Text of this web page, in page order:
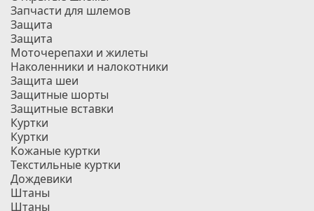
Запчасти для шлемов
Защита
Защита
Моточерепахи и жилеты
Наколенники и налокотники
Защита шеи
Защитные шорты
Защитные вставки
Куртки
Куртки
Кожаные куртки
Текстильные куртки
Дождевики
Штаны
Штаны